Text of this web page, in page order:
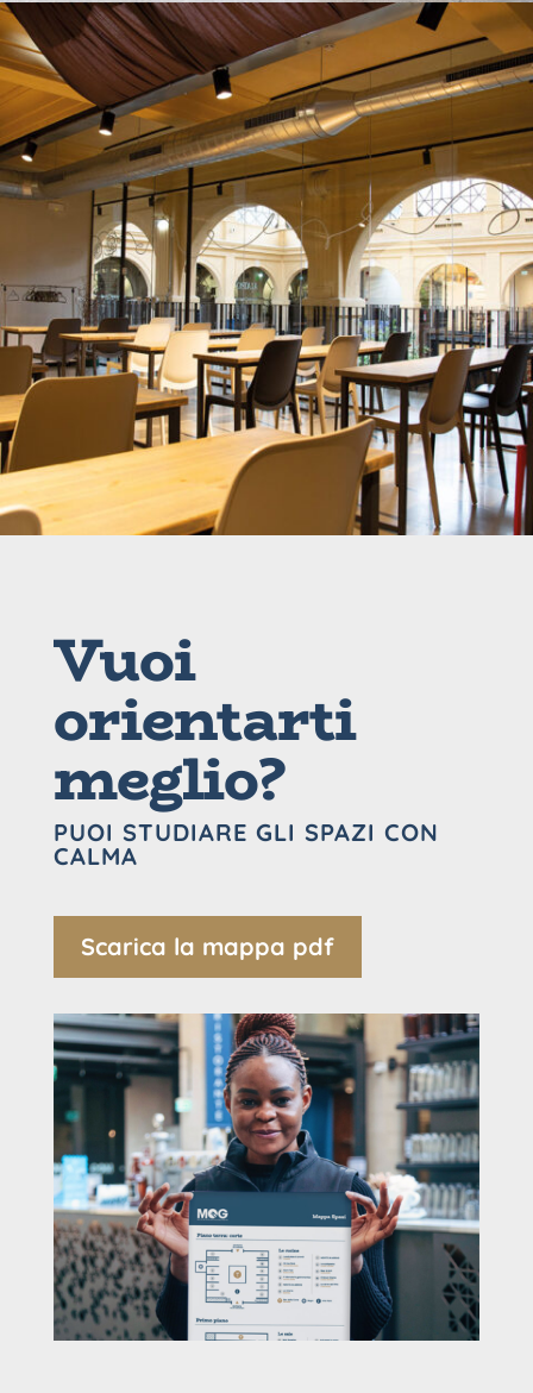
Vuoi
orientarti
meglio?
PUOI STUDIARE GLI SPAZI CON
CALMA
Scarica la mappa pdf